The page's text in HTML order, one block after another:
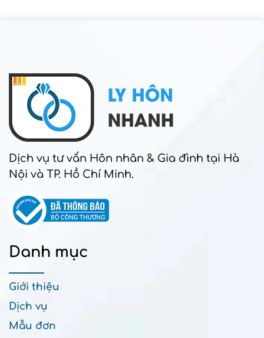
Dịch vụ tư vấn Hôn nhân & Gia đình tại Hà
Nội và TP. Hồ Chí Minh.
Danh mục
Giới thiệu
Dịch vụ
Mẫu đơn